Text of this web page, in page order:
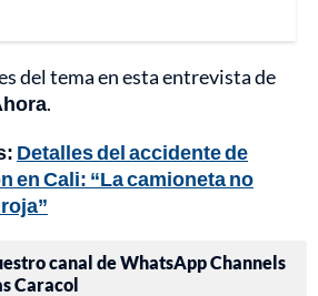
del tema en esta entrevista de
.
Detalles del accidente de
en Cali: “La camioneta no
canal de WhatsApp Channels
Caracol